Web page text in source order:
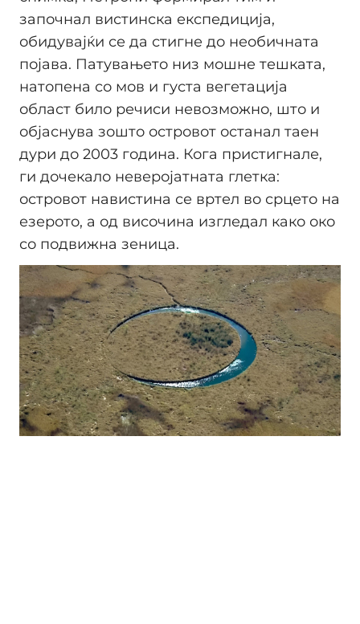
започнал вистинска експедиција,
обидувајќи се да стигне до необичната
појава. Патувањето низ мошне тешката,
натопена со мов и густа вегетација
област било речиси невозможно, што и
објаснува зошто островот останал таен
дури до 2003 година. Кога пристигнале,
ги дочекало неверојатната глетка:
островот навистина се вртел во срцето на
езерото, а од височина изгледал како око
со подвижна зеница.